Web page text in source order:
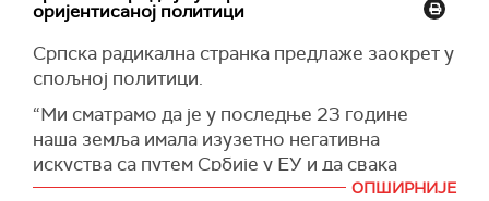
Вук Јеремић са листе “НАРОДНА СТРАНКА
-СИГУРАН ИЗБОР. ОЗБИЉНИ ЉУДИ".
оријентисаној политици
Српска радикална странка предлаже заокрет у
спољној политици.
“Ми сматрамо да је у последње 23 године
наша земља имала изузетно негативна
искуства са путем Србије у ЕУ и да свака
несрећа која се нашем народу десила управо
ОПШИРНИЈЕ